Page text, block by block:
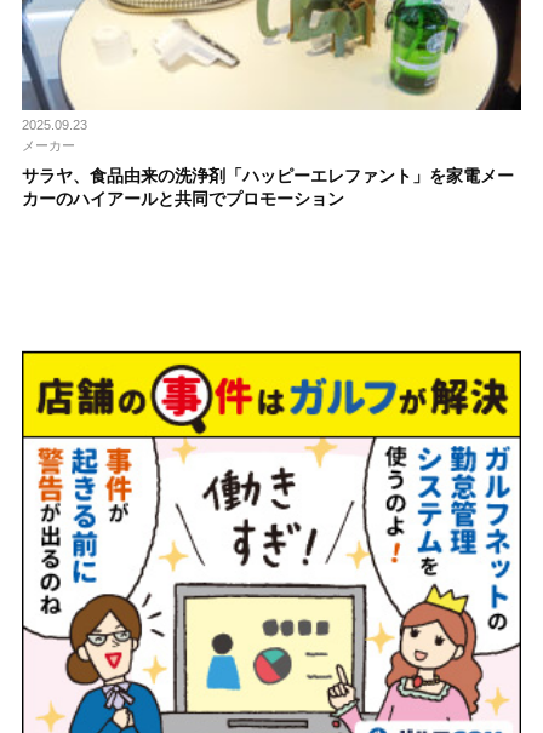
2025.09.23
メーカー
サラヤ、食品由来の洗浄剤「ハッピーエレファント」を家電メー
カーのハイアールと共同でプロモーション